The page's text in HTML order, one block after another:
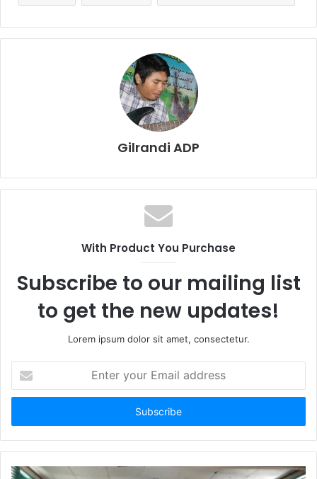
Gilrandi ADP
With Product You Purchase
Subscribe to our mailing list
to get the new updates!
Lorem ipsum dolor sit amet, consectetur.
t
r
y
u